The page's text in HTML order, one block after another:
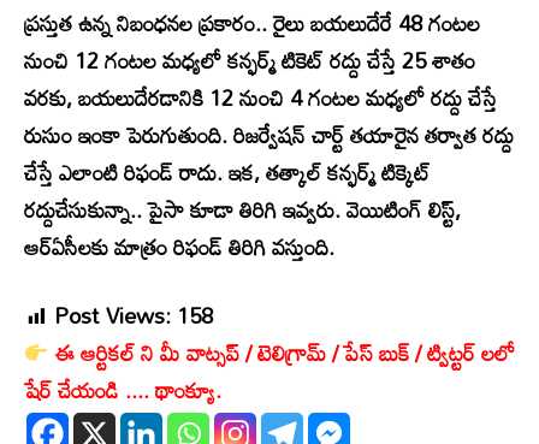
ప్రస్తుత ఉన్న నిబంధనల ప్రకారం.. రైలు బయలుదేరే 48 గంటల
నుంచి 12 గంటల మధ్యలో కన్ఫర్మ్ టికెట్ రద్దు చేస్తే 25 శాతం
వరకు, బయలుదేరడానికి 12 నుంచి 4 గంటల మధ్యలో రద్దు చేస్తే
రుసుం ఇంకా పెరుగుతుంది. రిజర్వేషన్ చార్ట్ తయారైన తర్వాత రద్దు
చేస్తే ఎలాంటి రిఫండ్ రాదు. ఇక, తత్కాల్ కన్ఫర్మ్ టిక్కెట్
రద్దుచేసుకున్నా.. పైసా కూడా తిరిగి ఇవ్వరు. వెయిటింగ్ లిస్ట్,
ఆర్ఏసీలకు మాత్రం రిఫండ్ తిరిగి వస్తుంది.
Post Views:158
ఈ ఆర్టికల్ ని మీ వాట్సప్ / టెలిగ్రామ్ / పేస్ బుక్ / ట్విట్టర్ లలో
షేర్ చేయండి .... థాంక్యూ.